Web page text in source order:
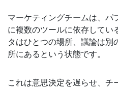
マーケティングチームは、パ
に複数のツールに依存してい
タはひとつの場所、議論は別
所にあるという状態です。
これは意思決定を遅らせ、チ